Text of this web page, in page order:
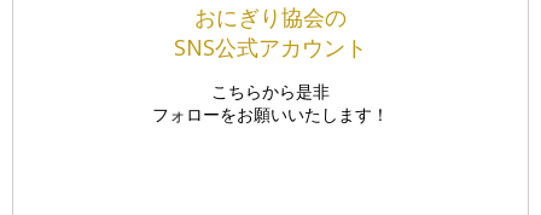
おにぎり協会の
SNS公式アカウント
こちらから是非
フォローをお願いいたします！